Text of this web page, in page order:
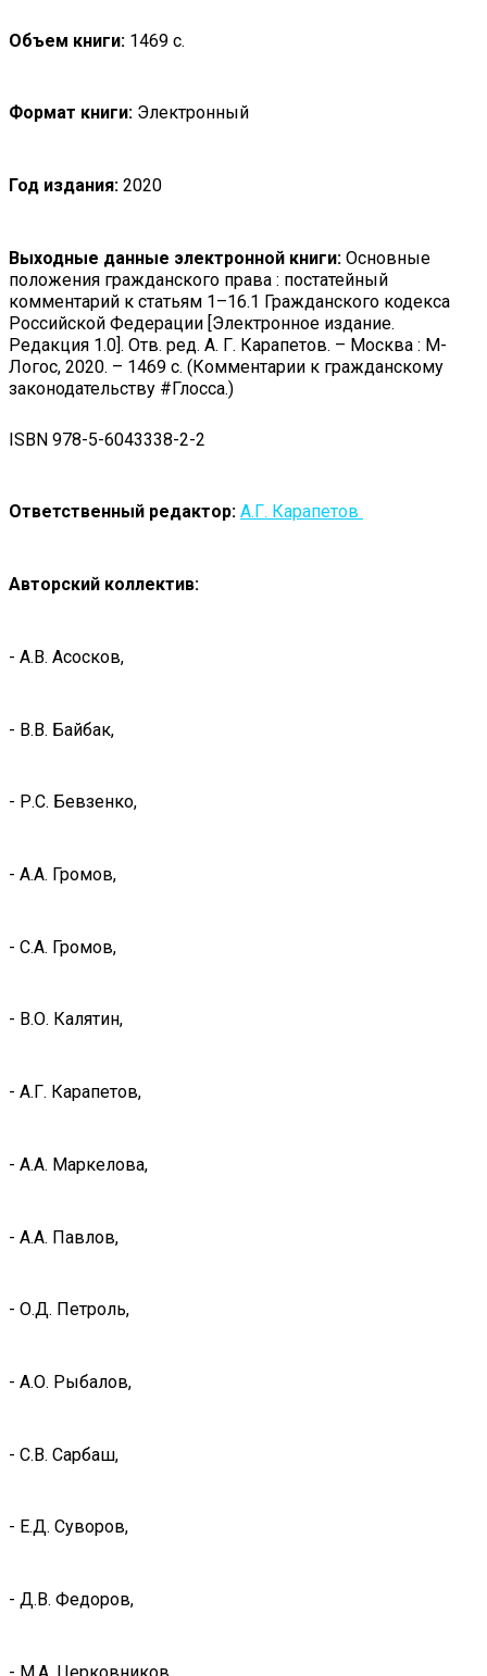
Объем книги: 1469 с.
Формат книги: Электронный
Год издания: 2020
Выходные данные электронной книги: Основные
положения гражданского права : постатейный
комментарий к статьям 1–16.1 Гражданского кодекса
Российской Федерации [Электронное издание.
Редакция 1.0]. Отв. ред. А. Г. Карапетов. – Москва : М-
Логос, 2020. – 1469 с. (Комментарии к гражданскому
законодательству #Глосса.)
ISBN 978-5-6043338-2-2
Ответственный редактор: А.Г. Карапетов
Авторский коллектив:
- А.В. Асосков,
- В.В. Байбак,
- Р.С. Бевзенко,
- А.А. Громов,
- С.А. Громов,
- В.О. Калятин,
- А.Г. Карапетов,
- А.А. Маркелова,
- А.А. Павлов,
- О.Д. Петроль,
- А.О. Рыбалов,
- С.В. Сарбаш,
- Е.Д. Суворов,
- Д.В. Федоров,